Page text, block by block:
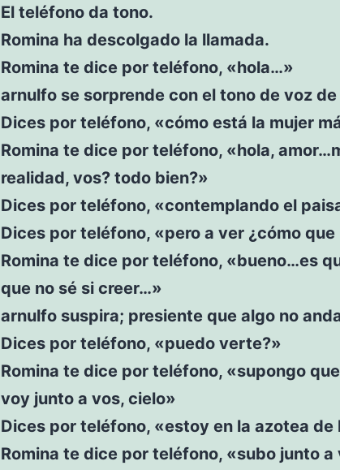
El teléfono da tono.
Romina ha descolgado la llamada.
Romina te dice por teléfono, «hola…»
arnulfo se sorprende con el tono de voz
Dices por teléfono, «cómo está la mujer
Romina te dice por teléfono, «hola,
realidad, vos? todo bien?»
Dices por teléfono, «contemplando el
Dices por teléfono, «pero a ver ¿cómo que
Romina te dice por teléfono, «bueno…es
que no sé si creer…»
arnulfo suspira; presiente que algo no
Dices por teléfono, «puedo verte?»
Romina te dice por teléfono, «supongo
voy junto a vos, cielo»
Dices por teléfono, «estoy en la azotea de
Romina te dice por teléfono, «subo junto a